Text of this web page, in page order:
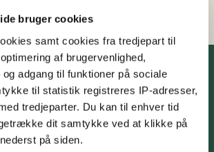
bruger cookies
samt cookies fra tredjepart til
af brugervenlighed,
adgang til funktioner på sociale
til statistik registreres IP-adresser,
tredjeparter. Du kan til enhver tid
dit samtykke ved at klikke på
på siden.
Fødevarer